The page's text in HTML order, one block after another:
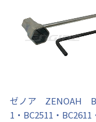
ゼノア ZENOAH
1・BC2511・BC2611